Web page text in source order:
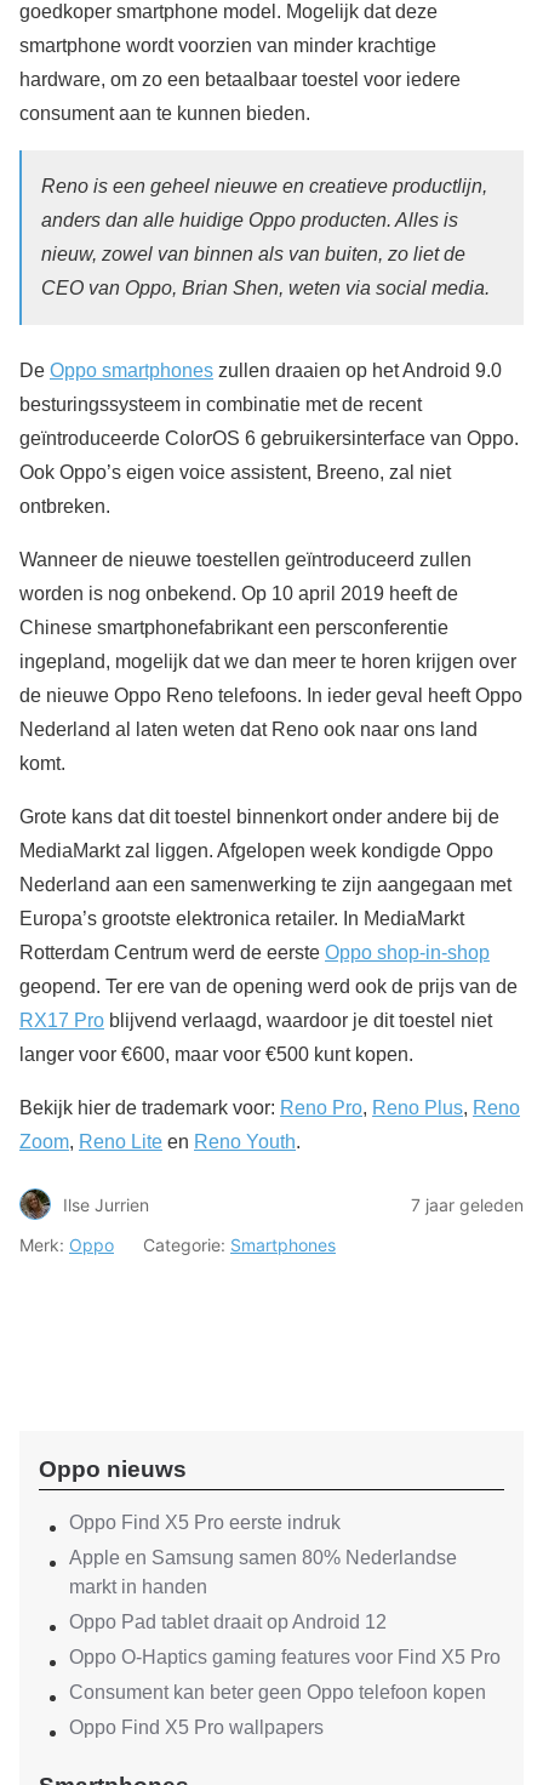
goedkoper smartphone model. Mogelijk dat deze
smartphone wordt voorzien van minder krachtige
hardware, om zo een betaalbaar toestel voor iedere
consument aan te kunnen bieden.
Reno is een geheel nieuwe en creatieve productlijn,
anders dan alle huidige Oppo producten. Alles is
nieuw, zowel van binnen als van buiten, zo liet de
CEO van Oppo, Brian Shen, weten via social media.
De Oppo smartphones zullen draaien op het Android 9.0
besturingssysteem in combinatie met de recent
geïntroduceerde ColorOS 6 gebruikersinterface van Oppo.
Ook Oppo’s eigen voice assistent, Breeno, zal niet
ontbreken.
Wanneer de nieuwe toestellen geïntroduceerd zullen
worden is nog onbekend. Op 10 april 2019 heeft de
Chinese smartphonefabrikant een persconferentie
ingepland, mogelijk dat we dan meer te horen krijgen over
de nieuwe Oppo Reno telefoons. In ieder geval heeft Oppo
Nederland al laten weten dat Reno ook naar ons land
komt.
Grote kans dat dit toestel binnenkort onder andere bij de
MediaMarkt zal liggen. Afgelopen week kondigde Oppo
Nederland aan een samenwerking te zijn aangegaan met
Europa’s grootste elektronica retailer. In MediaMarkt
Rotterdam Centrum werd de eerste Oppo shop-in-shop
geopend. Ter ere van de opening werd ook de prijs van de
RX17 Pro blijvend verlaagd, waardoor je dit toestel niet
langer voor €600, maar voor €500 kunt kopen.
Bekijk hier de trademark voor: Reno Pro, Reno Plus, Reno
Zoom, Reno Lite en Reno Youth.
Ilse Jurrien
7 jaar geleden
Merk: Oppo Categorie: Smartphones
Oppo nieuws
Oppo Find X5 Pro eerste indruk
Apple en Samsung samen 80% Nederlandse
markt in handen
Oppo Pad tablet draait op Android 12
Oppo O-Haptics gaming features voor Find X5 Pro
Consument kan beter geen Oppo telefoon kopen
Oppo Find X5 Pro wallpapers